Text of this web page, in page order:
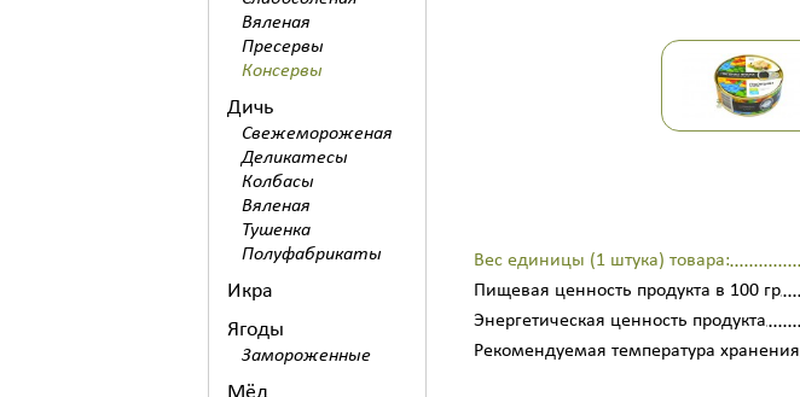
Вяленая
Пресервы
Консервы
Дичь
Свежемороженая
Деликатесы
Колбасы
Вяленая
Тушенка
Полуфабрикаты
Икра
Ягоды
Замороженные
Вес единицы (1 штука) товара:
Пищевая ценность продукта в 100 гр
Энергетическая ценность продукта
Рекомендуемая температура хранения